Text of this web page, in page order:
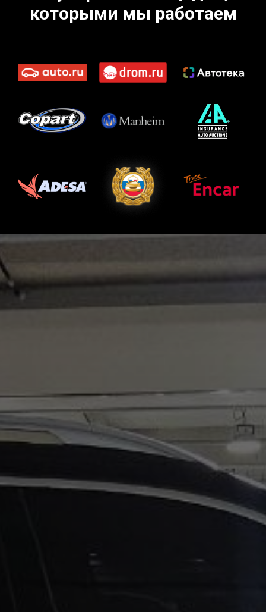
которыми мы работаем